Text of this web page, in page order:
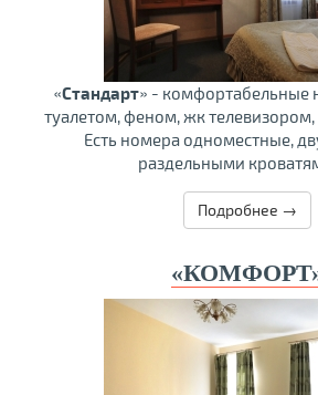
«Стандарт» - комфортабельные
туалетом, феном, жк
Есть номера одноместные,
раздельными
Подробнее →